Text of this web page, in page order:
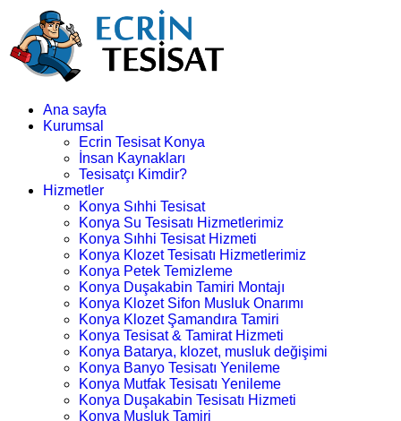
Ana sayfa
Kurumsal
Ecrin Tesisat Konya
İnsan Kaynakları
Tesisatçı Kimdir?
Hizmetler
Konya Sıhhi Tesisat
Konya Su Tesisatı Hizmetlerimiz
Konya Sıhhi Tesisat Hizmeti
Konya Klozet Tesisatı Hizmetlerimiz
Konya Petek Temizleme
Konya Duşakabin Tamiri Montajı
Konya Klozet Sifon Musluk Onarımı
Konya Klozet Şamandıra Tamiri
Konya Tesisat & Tamirat Hizmeti
Konya Batarya, klozet, musluk değişimi
Konya Banyo Tesisatı Yenileme
Konya Mutfak Tesisatı Yenileme
Konya Duşakabin Tesisatı Hizmeti
Konya Musluk Tamiri